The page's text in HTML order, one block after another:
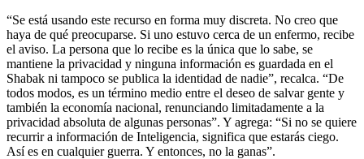
“Se está usando este recurso en forma muy discreta. No creo que
haya de qué preocuparse. Si uno estuvo cerca de un enfermo, recibe
el aviso. La persona que lo recibe es la única que lo sabe, se
mantiene la privacidad y ninguna información es guardada en el
Shabak ni tampoco se publica la identidad de nadie”, recalca. “De
todos modos, es un término medio entre el deseo de salvar gente y
también la economía nacional, renunciando limitadamente a la
privacidad absoluta de algunas personas”. Y agrega: “Si no se quiere
recurrir a información de Inteligencia, significa que estarás ciego.
Así es en cualquier guerra. Y entonces, no la ganas”.